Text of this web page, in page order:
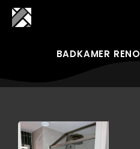
BADKAMER